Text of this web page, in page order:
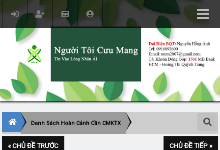
Danh Sách Hoàn Cảnh Cần CMKTX
« CHỦ ĐỀ TRƯỚC CHỦ ĐỀ TIẾP »